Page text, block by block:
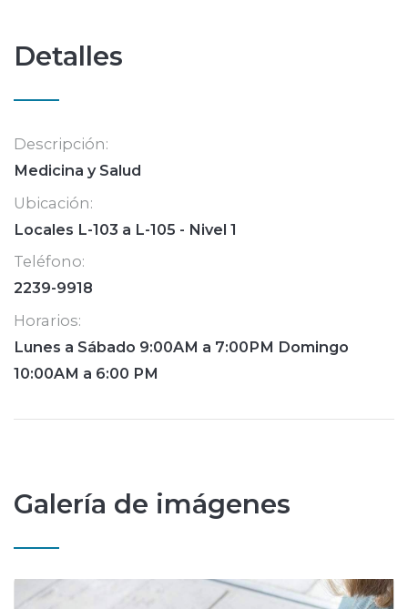
Detalles
Descripción:
Medicina y Salud
Ubicación:
Locales L-103 a L-105 - Nivel 1
Teléfono:
2239-9918
Horarios:
Lunes a Sábado 9:00AM a 7:00PM Domingo
10:00AM a 6:00 PM
Galería de imágenes